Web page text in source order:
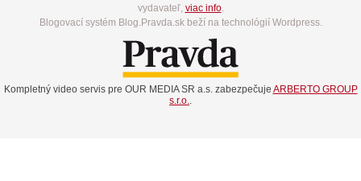
vydavateľ, viac info.
Blogovací systém Blog.Pravda.sk beží na technológií Wordpress.
Kompletný video servis pre OUR MEDIA SR a.s. zabezpečuje ARBERTO GROUP
s.r.o..